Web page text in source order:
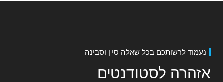
נעמוד לרשותכם בכל שאלה סיון וסבינה
אזהרה לסטודנטים